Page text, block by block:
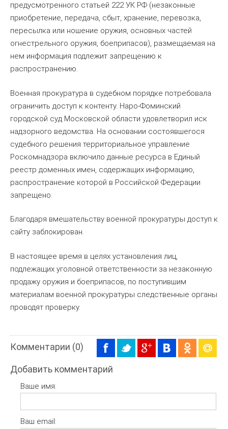
предусмотренного статьей 222 УК РФ (незаконные
приобретение, передача, сбыт, хранение, перевозка,
пересылка или ношение оружия, основных частей
огнестрельного оружия, боеприпасов), размещаемая на
нем информация подлежит запрещению к
распространению.
Военная прокуратура в судебном порядке потребовала
ограничить доступ к контенту. Наро-Фоминский
городской суд Московской области удовлетворил иск
надзорного ведомства. На основании состоявшегося
судебного решения территориальное управление
Роскомнадзора включило данные ресурса в Единый
реестр доменных имен, содержащих информацию,
распространение которой в Российской Федерации
запрещено.
Благодаря вмешательству военной прокуратуры доступ к
сайту заблокирован.
В настоящее время в целях установления лиц,
подлежащих уголовной ответственности за незаконную
продажу оружия и боеприпасов, по поступившим
материалам военной прокуратуры следственные органы
проводят проверку.
Комментарии (0)
Добавить комментарий
Ваше имя:
Ваш email: